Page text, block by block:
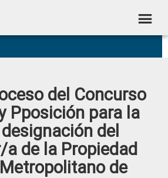
del Concurso
Pposición para la
del
a de la Propiedad
de